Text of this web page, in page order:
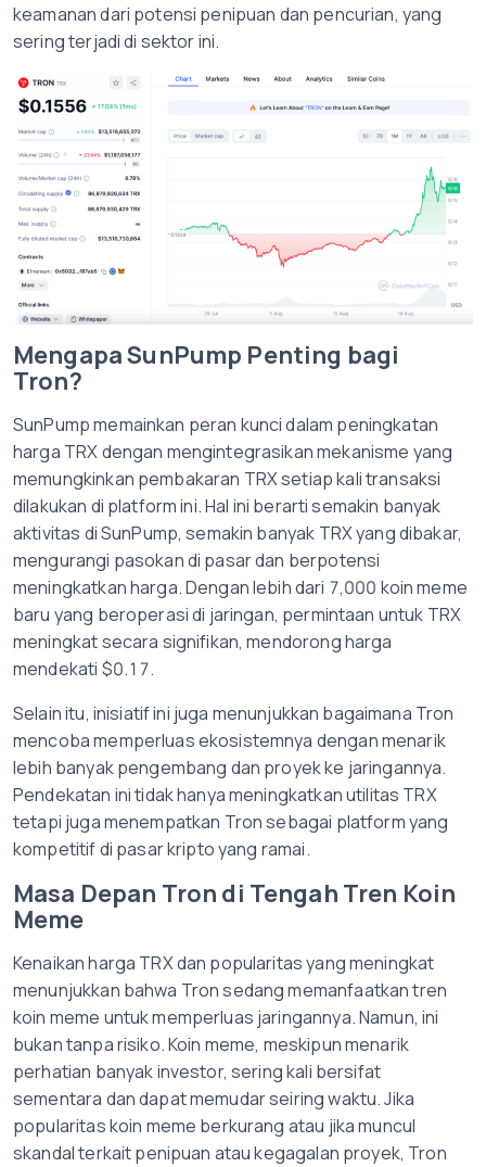
keamanan dari potensi penipuan dan pencurian, yang
sering terjadi di sektor ini.
Mengapa SunPump Penting bagi
Tron?
SunPump memainkan peran kunci dalam peningkatan
harga TRX dengan mengintegrasikan mekanisme yang
memungkinkan pembakaran TRX setiap kali transaksi
dilakukan di platform ini. Hal ini berarti semakin banyak
aktivitas di SunPump, semakin banyak TRX yang dibakar,
mengurangi pasokan di pasar dan berpotensi
meningkatkan harga. Dengan lebih dari 7,000 koin meme
baru yang beroperasi di jaringan, permintaan untuk TRX
meningkat secara signifikan, mendorong harga
mendekati $0.17.
Selain itu, inisiatif ini juga menunjukkan bagaimana Tron
mencoba memperluas ekosistemnya dengan menarik
lebih banyak pengembang dan proyek ke jaringannya.
Pendekatan ini tidak hanya meningkatkan utilitas TRX
tetapi juga menempatkan Tron sebagai platform yang
kompetitif di pasar kripto yang ramai.
Masa Depan Tron di Tengah Tren Koin
Meme
Kenaikan harga TRX dan popularitas yang meningkat
menunjukkan bahwa Tron sedang memanfaatkan tren
koin meme untuk memperluas jaringannya. Namun, ini
bukan tanpa risiko. Koin meme, meskipun menarik
perhatian banyak investor, sering kali bersifat
sementara dan dapat memudar seiring waktu. Jika
popularitas koin meme berkurang atau jika muncul
skandal terkait penipuan atau kegagalan proyek, Tron